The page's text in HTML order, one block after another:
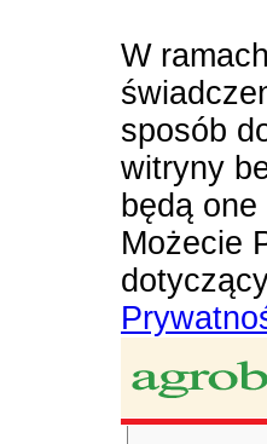
W
sposób
witryny
będą
Możecie